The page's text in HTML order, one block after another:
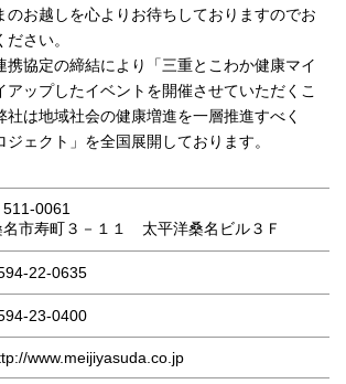
のお越しを心よりお待ちしておりますのでお
さい。
携協定の締結により「三重とこわか健康マイ
アップしたイベントを開催させていただくこ
社は地域社会の健康増進を一層推進すべく
ジェクト」を全国展開しております。
511-0061
名市寿町３－１１ 太平洋桑名ビル３Ｆ
22-0635
23-0400
www.meijiyasuda.co.jp